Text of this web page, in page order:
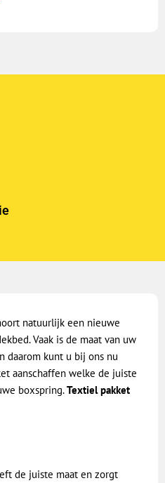
natuurlijk een nieuwe
Vaak is de maat van uw
daarom kunt u bij ons nu
aanschaffen welke de juiste
boxspring.Textiel pakket
de juiste maat en zorgt